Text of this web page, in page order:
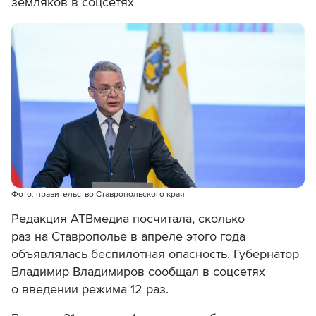
Фото: правительство Ставропольского края
Редакция АТВмедиа посчитала, сколько
раз на Ставрополье в апреле этого года
объявлялась беспилотная опасность. Губернатор
Владимир Владимиров сообщал в соцсетях
о введении режима 12 раз.